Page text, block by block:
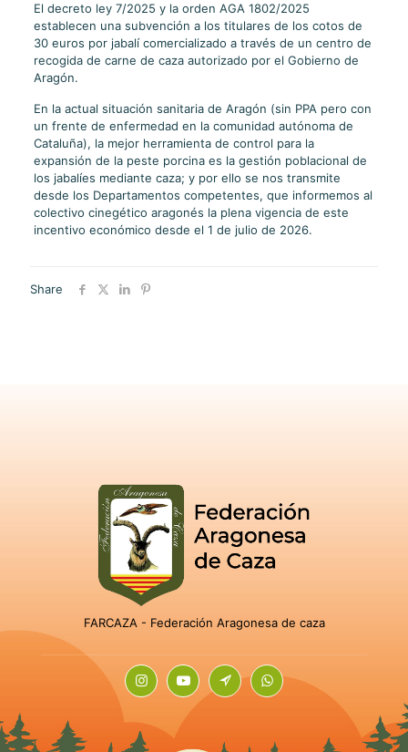
El decreto ley 7/2025 y la orden AGA 1802/2025
establecen una subvención a los titulares de los cotos de
30 euros por jabalí comercializado a través de un centro de
recogida de carne de caza autorizado por el Gobierno de
Aragón.
En la actual situación sanitaria de Aragón (sin PPA pero con
un frente de enfermedad en la comunidad autónoma de
Cataluña), la mejor herramienta de control para la
expansión de la peste porcina es la gestión poblacional de
los jabalíes mediante caza; y por ello se nos transmite
desde los Departamentos competentes, que informemos al
colectivo cinegético aragonés la plena vigencia de este
incentivo económico desde el 1 de julio de 2026.
Share
FARCAZA - Federación Aragonesa de caza